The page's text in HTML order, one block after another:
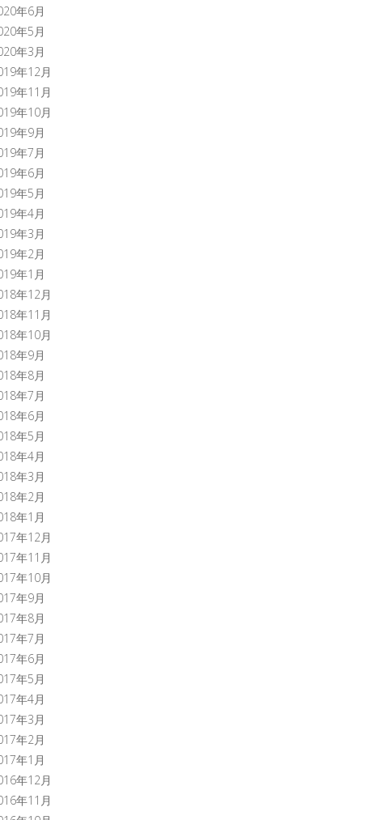
年6月
年5月
年3月
年12月
年11月
年10月
年9月
年7月
年6月
年5月
年4月
年3月
年2月
年1月
年12月
年11月
年10月
年9月
年8月
年7月
年6月
年5月
年4月
年3月
年2月
年1月
年12月
年11月
年10月
年9月
年8月
年7月
年6月
年5月
年4月
年3月
年2月
年1月
年12月
年11月